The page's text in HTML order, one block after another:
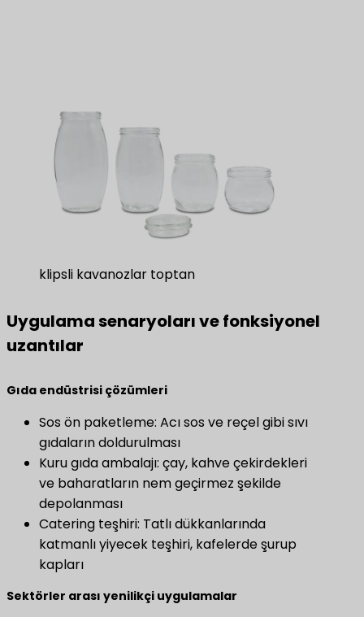
klipsli kavanozlar toptan
Uygulama senaryoları ve fonksiyonel
uzantılar
​Gıda endüstrisi çözümleri​
Sos ön paketleme: Acı sos ve reçel gibi sıvı
gıdaların doldurulması
Kuru gıda ambalajı: çay, kahve çekirdekleri
ve baharatların nem geçirmez şekilde
depolanması
Catering teşhiri: Tatlı dükkanlarında
katmanlı yiyecek teşhiri, kafelerde şurup
kapları
​Sektörler arası yenilikçi uygulamalar​